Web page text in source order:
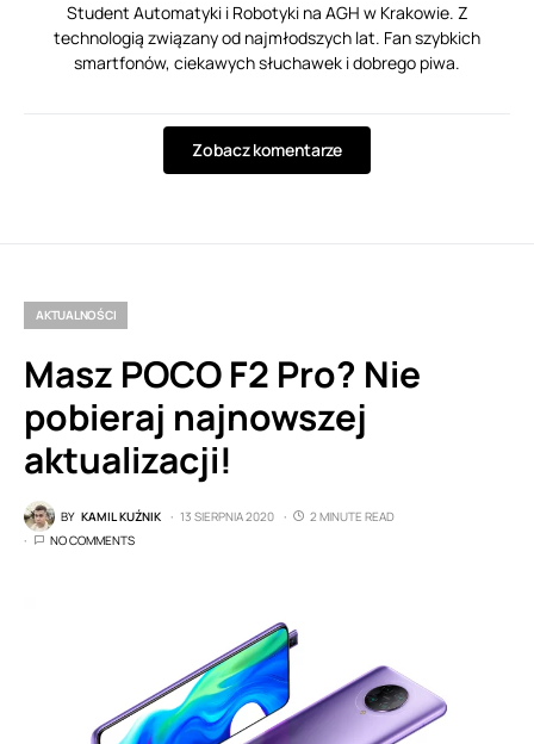
Student Automatyki i Robotyki na AGH w Krakowie. Z
technologią związany od najmłodszych lat. Fan szybkich
smartfonów, ciekawych słuchawek i dobrego piwa.
Zobacz komentarze
AKTUALNOŚCI
Masz POCO F2 Pro? Nie
pobieraj najnowszej
aktualizacji!
BY KAMIL KUŹNIK 13 SIERPNIA 2020
2 MINUTE READ
NO COMMENTS